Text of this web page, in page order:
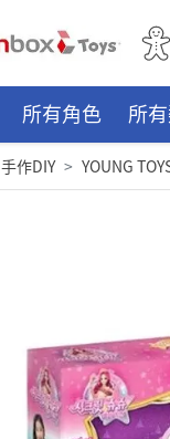
所有角色 所
手作DIY YOUNG